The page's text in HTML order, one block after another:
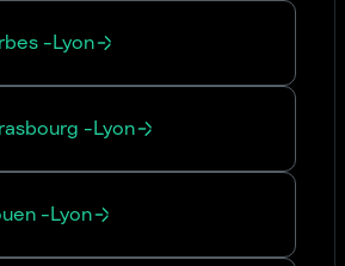
-Lyon
-Lyon
-Lyon